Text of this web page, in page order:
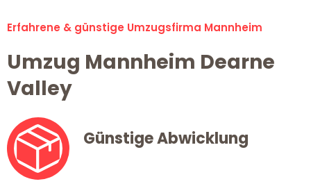
Erfahrene & günstige Umzugsfirma Mannheim
Umzug Mannheim Dearne
Valley
Günstige Abwicklung